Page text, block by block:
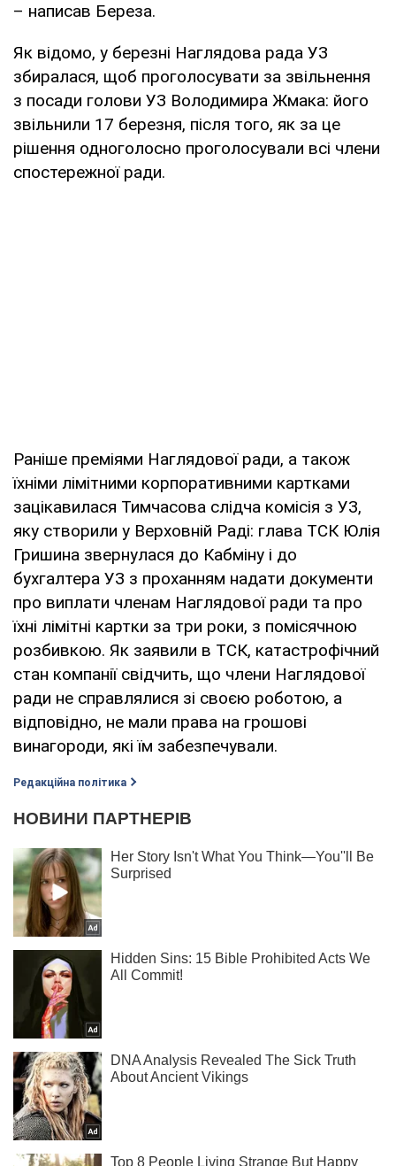
– написав Береза.
Як відомо, у березні Наглядова рада УЗ
збиралася, щоб проголосувати за звільнення
з посади голови УЗ Володимира Жмака: його
звільнили 17 березня, після того, як за це
рішення одноголосно проголосували всі члени
спостережної ради.
Раніше преміями Наглядової ради, а також
їхніми лімітними корпоративними картками
зацікавилася Тимчасова слідча комісія з УЗ,
яку створили у Верховній Раді: глава ТСК Юлія
Гришина звернулася до Кабміну і до
бухгалтера УЗ з проханням надати документи
про виплати членам Наглядової ради та про
їхні лімітні картки за три роки, з помісячною
розбивкою. Як заявили в ТСК, катастрофічний
стан компанії свідчить, що члени Наглядової
ради не справлялися зі своєю роботою, а
відповідно, не мали права на грошові
винагороди, які їм забезпечували.
Редакційна політика